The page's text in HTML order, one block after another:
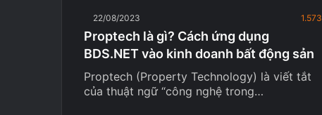
22/08/2023 1.573
Proptech là gì? Cách ứng dụng
BDS.NET vào kinh doanh bất động sản
Proptech (Property Technology) là viết tắt
của thuật ngữ “công nghệ trong…